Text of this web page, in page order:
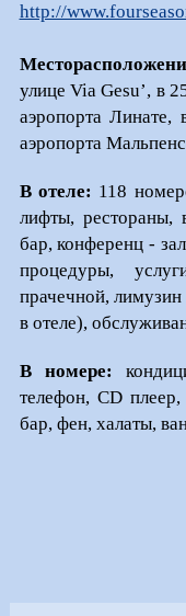
http://
улице Via Gesu’, в
аэропорта
аэропорта
В отеле: 118
лифты, рестораны,
бар, конференц -
процедуры,
прачечной, лимузин
в отеле),
В номере:
телефон, CD
бар, фен, халаты,